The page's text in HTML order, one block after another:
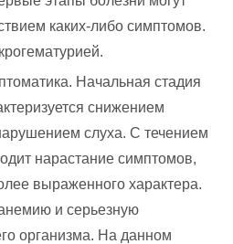
каких-либо симптомов.
Начальная стадия
снижением
слуха. С течением
нарастание симптомов,
выраженного характера.
и серьезную
организма. На данном